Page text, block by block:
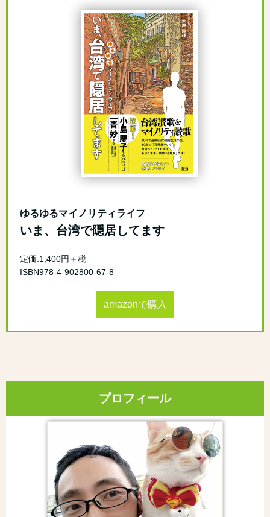
ゆるゆるマイノリティライフ
いま、台湾で隠居してます
定価:1,400円＋税
ISBN978-4-902800-67-8
amazonで購入
プロフィール